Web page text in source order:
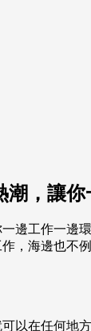
，讓你
，海邊也不
以在任何地